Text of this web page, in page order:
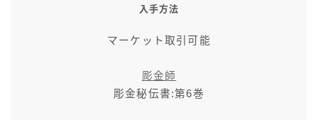
入手方法
マーケット取引可能
彫金師
彫金秘伝書:第6巻